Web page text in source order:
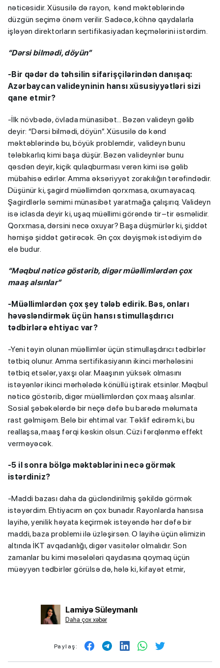
nəticəsidir. Xüsusilə də rayon, kənd məktəblərində
düzgün seçimə önəm verilir. Sadəcə, köhnə qaydalarla
işləyən direktorların sertifikasiyadan keçmələrini istərdim.
“Dərsi bilmədi, döyün”
-Bir qədər də təhsilin sifarişçilərindən danışaq:
Azərbaycan valideyninin hansı xüsusiyyətləri sizi
qane etmir?
-İlk növbədə, övlada münasibət… Bəzən valideyn gəlib
deyir: “Dərsi bilmədi, döyün”. Xüsusilə də kənd
məktəblərində bu, böyük problemdir, valideyn bunu
tələbkarlıq kimi başa düşür. Bəzən valideynlər bunu
qəsdən deyir, kiçik qulaqburması verən kimi isə gəlib
mübahisə edirlər. Amma əksəriyyət zorakılığın tərəfindədir.
Düşünür ki, şagird müəllimdən qorxmasa, oxumayacaq.
Şagirdlərlə səmimi münasibət yaratmağa çalışırıq. Valideyn
isə iclasda deyir ki, uşaq müəllimi görəndə tir–tir əsməlidir.
Qorxmasa, dərsini necə oxuyar? Başa düşmürlər ki, şiddət
həmişə şiddət gətirəcək. Ən çox dəyişmək istədiyim də
elə budur.
“Məqbul nəticə göstərib, digər müəllimlərdən çox
maaş alsınlar”
-Müəllimlərdən çox şey tələb edirik. Bəs, onları
həvəsləndirmək üçün hansı stimullaşdırıcı
tədbirlərə ehtiyac var?
-Yeni təyin olunan müəllimlər üçün stimullaşdırıcı tədbirlər
tətbiq olunur. Amma sertifikasiyanın ikinci mərhələsini
tətbiq etsələr, yaxşı olar. Maaşının yüksək olmasını
istəyənlər ikinci mərhələdə könüllü iştirak etsinlər. Məqbul
nəticə göstərib, digər müəllimlərdən çox maaş alsınlar.
Sosial şəbəkələrdə bir neçə dəfə bu barədə məlumata
rast gəlmişəm. Belə bir ehtimal var. Təklif edirəm ki, bu
reallaşsa, maaş fərqi kəskin olsun. Cüzi fərqlənmə effekt
verməyəcək.
-5 il sonra bölgə məktəblərini necə görmək
istərdiniz?
-Maddi bazası daha da gücləndirilmiş şəkildə görmək
istəyərdim. Ehtiyacım ən çox bunadır. Rayonlarda hansısa
layihə, yenilik həyata keçirmək istəyəndə hər dəfə bir
maddi, baza problemi ilə üzləşirsən. O layihə üçün əlimizin
altında İKT avqadanlığı, digər vasitələr olmalıdır. Son
zamanlar bu kimi məsələləri qaydasına qoymaq üçün
müəyyən tədbirlər görülsə də, hələ ki, kifayət etmir,
Lamiyə Süleymanlı
Daha çox xəbər
Paylaş: